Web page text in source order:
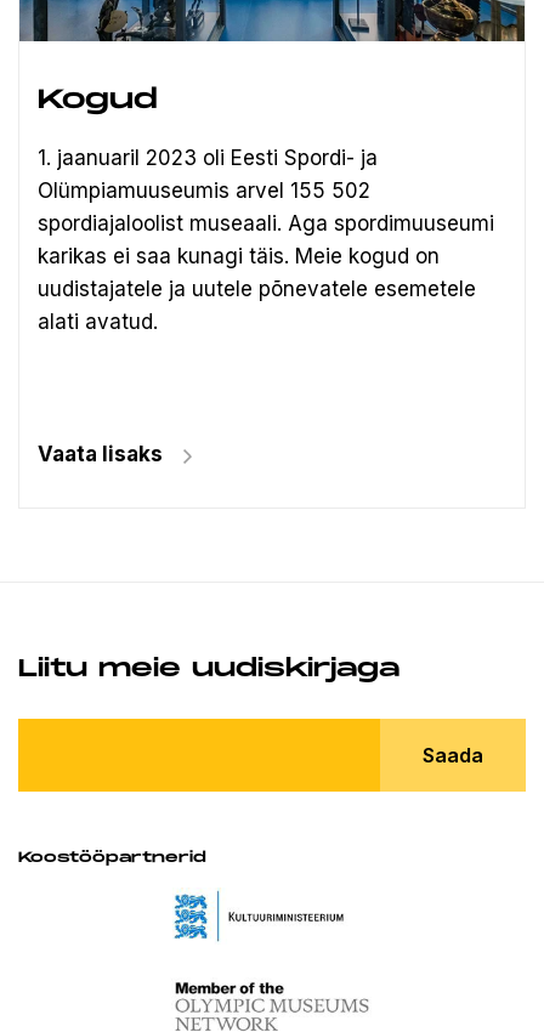
Kogud
1. jaanuaril 2023 oli Eesti Spordi- ja
Olümpiamuuseumis arvel 155 502
spordiajaloolist museaali. Aga spordimuuseumi
karikas ei saa kunagi täis. Meie kogud on
uudistajatele ja uutele põnevatele esemetele
alati avatud.
Vaata lisaks
Liitu meie uudiskirjaga
Saada
Koostööpartnerid